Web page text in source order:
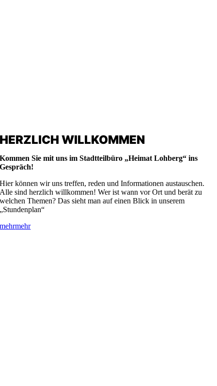
HERZLICH WILLKOMMEN
Kommen Sie mit uns im Stadtteilbüro „Heimat Lohberg“ ins
Gespräch!
Hier können wir uns treffen, reden und Informationen austauschen.
Alle sind herzlich willkommen! Wer ist wann vor Ort und berät zu
welchen Themen? Das sieht man auf einen Blick in unserem
„Stundenplan“
mehrmehr